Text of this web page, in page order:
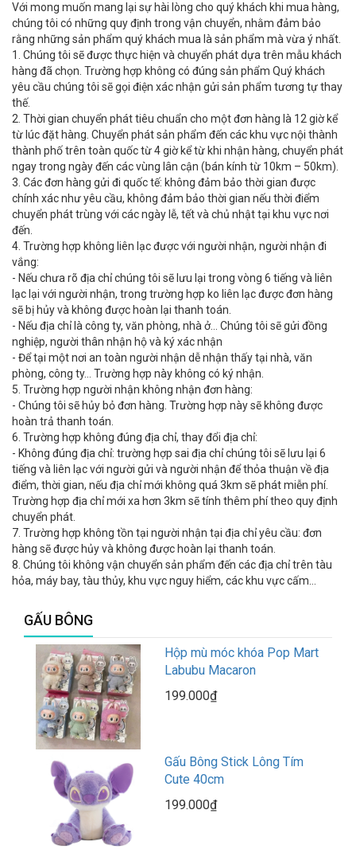
Với mong muốn mang lại sự hài lòng cho quý khách khi mua hàng,
chúng tôi có những quy định trong vận chuyển, nhằm đảm bảo
rằng những sản phẩm quý khách mua là sản phẩm mà vừa ý nhất.
1. Chúng tôi sẽ được thực hiện và chuyển phát dựa trên mẫu khách
hàng đã chọn. Trường hợp không có đúng sản phẩm Quý khách
yêu cầu chúng tôi sẽ gọi điện xác nhận gửi sản phẩm tương tự thay
thế.
2. Thời gian chuyển phát tiêu chuẩn cho một đơn hàng là 12 giờ kể
từ lúc đặt hàng. Chuyển phát sản phẩm đến các khu vực nội thành
thành phố trên toàn quốc từ 4 giờ kể từ khi nhận hàng, chuyển phát
ngay trong ngày đến các vùng lân cận (bán kính từ 10km – 50km).
3. Các đơn hàng gửi đi quốc tế: không đảm bảo thời gian được
chính xác như yêu cầu, không đảm bảo thời gian nếu thời điểm
chuyển phát trùng với các ngày lễ, tết và chủ nhật tại khu vực nơi
đến.
4. Trường hợp không liên lạc được với người nhận, người nhận đi
vắng:
- Nếu chưa rõ địa chỉ chúng tôi sẽ lưu lại trong vòng 6 tiếng và liên
lạc lại với người nhận, trong trường hợp ko liên lạc được đơn hàng
sẽ bị hủy và không được hoàn lại thanh toán.
- Nếu địa chỉ là công ty, văn phòng, nhà ở… Chúng tôi sẽ gửi đồng
nghiệp, người thân nhận hộ và ký xác nhận
- Để tại một nơi an toàn người nhận dễ nhận thấy tại nhà, văn
phòng, công ty… Trường hợp này không có ký nhận.
5. Trường hợp người nhận không nhận đơn hàng:
- Chúng tôi sẽ hủy bỏ đơn hàng. Trường hợp này sẽ không được
hoàn trả thanh toán.
6. Trường hợp không đúng địa chỉ, thay đổi địa chỉ:
- Không đúng địa chỉ: trường hợp sai địa chỉ chúng tôi sẽ lưu lại 6
tiếng và liên lạc với người gửi và người nhận để thỏa thuận về địa
điểm, thời gian, nếu địa chỉ mới không quá 3km sẽ phát miễn phí.
Trường hợp địa chỉ mới xa hơn 3km sẽ tính thêm phí theo quy định
chuyển phát.
7. Trường hợp không tồn tại người nhận tại địa chỉ yêu cầu: đơn
hàng sẽ được hủy và không được hoàn lại thanh toán.
8. Chúng tôi không vận chuyển sản phẩm đến các địa chỉ trên tàu
hỏa, máy bay, tàu thủy, khu vực nguy hiểm, các khu vực cấm…
GẤU BÔNG
Hộp mù móc khóa Pop Mart
Labubu Macaron
199.000₫
Gấu Bông Stick Lông Tím
Cute 40cm
199.000₫